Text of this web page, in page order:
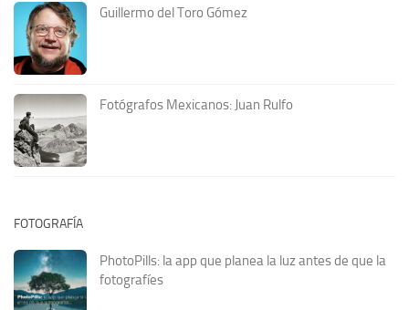
Guillermo del Toro Gómez
Fotógrafos Mexicanos: Juan Rulfo
FOTOGRAFÍA
PhotoPills: la app que planea la luz antes de que la
fotografíes